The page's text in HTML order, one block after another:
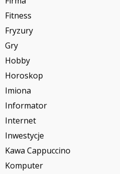
Fitness
Fryzury
Gry
Hobby
Horoskop
Imiona
Informator
Internet
Inwestycje
Kawa Cappuccino
Komputer